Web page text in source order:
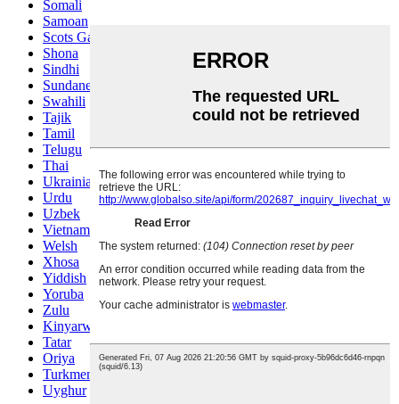
Somali
Samoan
Scots Gaelic
Shona
Sindhi
Sundanese
Swahili
Tajik
Tamil
Telugu
Thai
Ukrainian
Urdu
Uzbek
Vietnamese
Welsh
Xhosa
Yiddish
Yoruba
Zulu
Kinyarwanda
Tatar
Oriya
Turkmen
Uyghur